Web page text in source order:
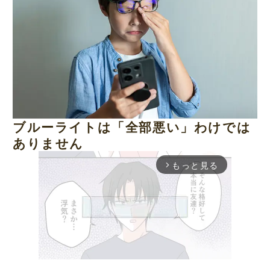
ブルーライトは「全部悪い」わけでは
ありません
arrow_forward_ios もっと見る